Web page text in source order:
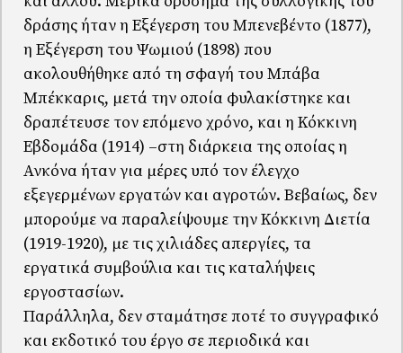
δράσης ήταν η Εξέγερση του Μπενεβέντο (1877),
η Εξέγερση του Ψωμιού (1898) που
ακολουθήθηκε από τη σφαγή του Μπάβα
Μπέκκαρις, μετά την οποία φυλακίστηκε και
δραπέτευσε τον επόμενο χρόνο, και η Κόκκινη
Εβδομάδα (1914) –στη διάρκεια της οποίας η
Ανκόνα ήταν για μέρες υπό τον έλεγχο
εξεγερμένων εργατών και αγροτών. Βεβαίως, δεν
μπορούμε να παραλείψουμε την Κόκκινη Διετία
(1919-1920), με τις χιλιάδες απεργίες, τα
εργατικά συμβούλια και τις καταλήψεις
εργοστασίων.
Παράλληλα, δεν σταμάτησε ποτέ το συγγραφικό
και εκδοτικό του έργο σε περιοδικά και